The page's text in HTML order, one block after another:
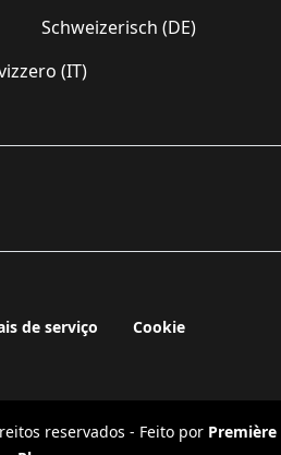
Schweizerisch (DE)
(IT)
de serviço Cookie
reservados - Feito por Première